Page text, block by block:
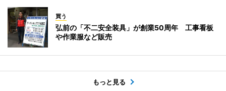
買う
弘前の「不二安全装具」が創業50周年 工事看板
や作業服など販売
もっと見る